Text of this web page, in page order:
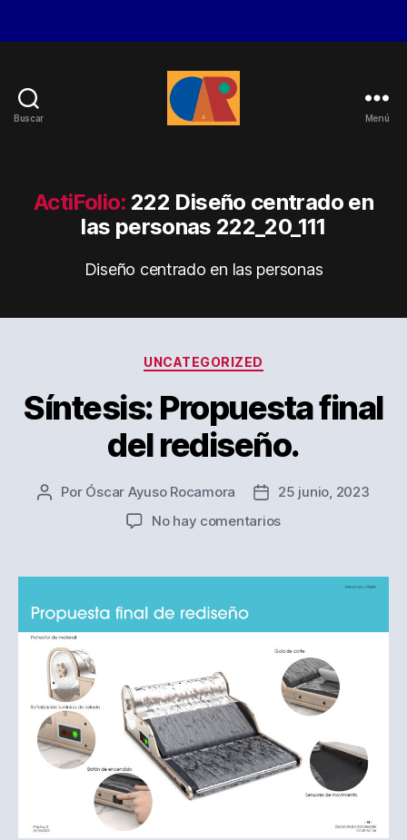
Buscar Menú
ActiFolio: 222 Diseño centrado en
las personas 222_20_111
Diseño centrado en las personas
Categorías
UNCATEGORIZED
Síntesis: Propuesta final
del rediseño.
Autor
Por Óscar Ayuso Rocamora
Fecha
de
25 junio, 2023
No hay comentariosen
final